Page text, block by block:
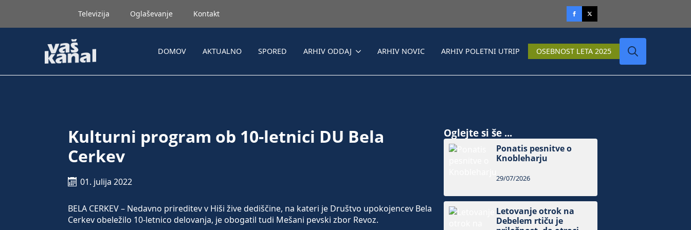
Televizija Oglaševanje Kontakt
DOMOV AKTUALNO SPORED ARHIV ODDAJ ARHIV NOVIC ARHIV POLETNI UTRIP OSEBNOST LETA 2025
Kulturni program ob 10-letnici DU Bela
Cerkev
01. julija 2022
BELA CERKEV – Nedavno prireditev v Hiši žive dediščine, na kateri je Društvo upokojencev Bela
Cerkev obeležilo 10-letnico delovanja, je obogatil tudi Mešani pevski zbor Revoz.
Oglejte si še ...
Ponatis pesnitve o
Knobleharju
29/07/2026
Letovanje otrok na
Debelem rtiču je